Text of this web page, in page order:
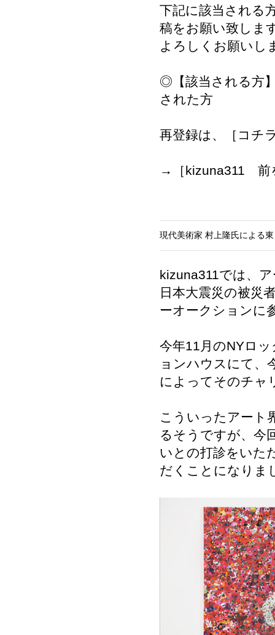
下記に該当される
稿をお願い致しま
よろしくお願いし
◎【該当される方
された方
再登録は、［ コチ
→［kizuna311 前
現代美術家 村上隆氏による
kizuna311では、
日本大震災の被災
ーオークションに
今年11月のNYロ
ョンハウスにて、
によってそのチャ
こういったアート
るそうですが、今
いとの打診をいた
だくことになりま